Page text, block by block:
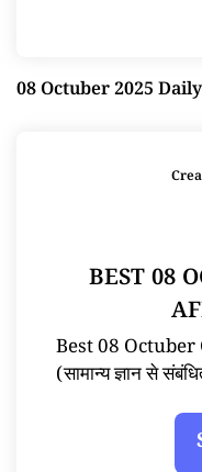
08 Octuber 2025
BEST 08
Best 08
(सामान्य ज्ञान से